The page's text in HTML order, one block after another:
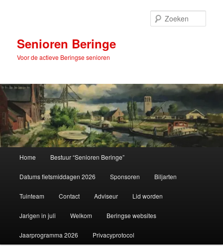
inhoudSenioren Beringe
Voor de actieve Beringse senioren
Home Bestuur “Senioren Beringe”
Datums fietsmiddagen 2026 Sponsoren Biljarten
Tuinteam Contact Adviseur Lid worden
Jarigen in juli Welkom Beringse websites
Jaarprogramma 2026 Privacyprotocol